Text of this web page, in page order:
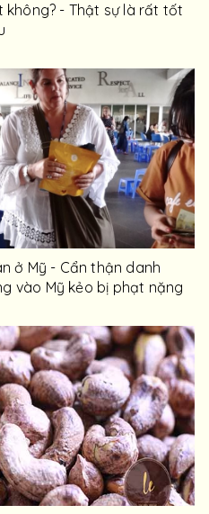
- Thật sự là rất tốt
ở Mỹ - Cẩn thận danh
vào Mỹ kẻo bị phạt nặng